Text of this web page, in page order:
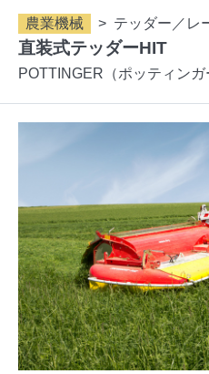
農業機械 テッダー／レ
直装式テッダーHIT
POTTINGER（ポッティンガ